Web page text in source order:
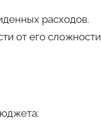
расходов.
от его сложности